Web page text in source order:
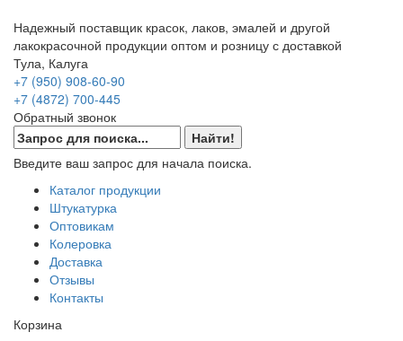
Надежный поставщик красок, лаков, эмалей и другой
лакокрасочной продукции оптом и розницу с доставкой
Тула, Калуга
+7 (950) 908-60-90
+7 (4872) 700-445
Обратный звонок
Введите ваш запрос для начала поиска.
Каталог продукции
Штукатурка
Оптовикам
Колеровка
Доставка
Отзывы
Контакты
Корзина